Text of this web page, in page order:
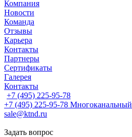
Компания
Новости
Команда
Отзывы
Карьера
Контакты
Партнеры
Сертификаты
Галерея
Контакты
+7 (495) 225-95-78
+7 (495) 225-95-78 Многоканальный
sale@ktnd.ru
Задать вопрос